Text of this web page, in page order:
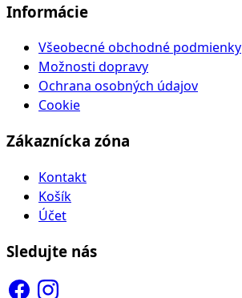
Informácie
Všeobecné obchodné podmienky
Možnosti dopravy
Ochrana osobných údajov
Cookie
Zákaznícka zóna
Kontakt
Košík
Účet
Sledujte nás